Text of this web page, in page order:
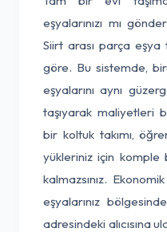
eşyalarınızı mı
Siirt arası parça eşya
göre. Bu sistemde,
eşyalarını aynı
taşıyarak maliyetleri
bir koltuk takımı,
yükleriniz için
kalmazsınız.
eşyalarınız
adresindeki alıcısına